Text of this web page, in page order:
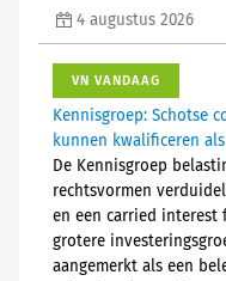
4 augustus 2026
VN VANDAAG
Kennisgroep: Schotse
kunnen kwalificeren als
De Kennisgroep
rechtsvormen
en een carried interest
grotere
aangemerkt als een